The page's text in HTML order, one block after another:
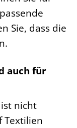
Sie, dass die
auch für
nicht
Textilien